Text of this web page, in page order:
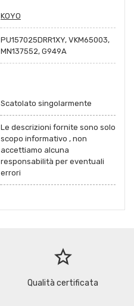
KOYO
PU157025DRR1XY, VKM65003,
MN137552, G949A
Scatolato singolarmente
Le descrizioni fornite sono solo
scopo informativo , non
accettiamo alcuna
responsabilità per eventuali
errori
star_border
Qualità certificata